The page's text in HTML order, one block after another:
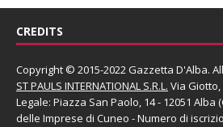
CREDITS
Copyright © 2015-2022 Gazzetta D'Alba.
ST PAULS INTERNATIONAL S.R.L. Via Giotto,
Legale: Piazza San Paolo, 14 - 12051 Alba
delle Imprese di Cuneo - Numero di